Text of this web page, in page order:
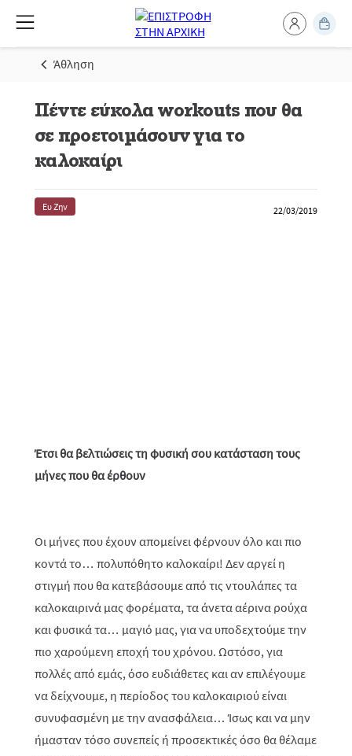
Άθληση
Πέντε εύκολα workouts που θα
σε προετοιμάσουν για το
καλοκαίρι
Ευ Ζην 22/03/2019
Έτσι θα βελτιώσεις τη φυσική σου κατάσταση τους
μήνες που θα έρθουν
Οι μήνες που έχουν απομείνει φέρνουν όλο και πιο
κοντά το… πολυπόθητο καλοκαίρι! Δεν αργεί η
στιγμή που θα κατεβάσουμε από τις ντουλάπες τα
καλοκαιρινά μας φορέματα, τα άνετα αέρινα ρούχα
και φυσικά τα… μαγιό μας, για να υποδεχτούμε την
πιο χαρούμενη εποχή του χρόνου. Ωστόσο, για
πολλές από εμάς, όσο ευδιάθετες και αν επιλέγουμε
να δείχνουμε, η περίοδος του καλοκαιριού είναι
συνυφασμένη με την ανασφάλεια… Ίσως και να μην
ήμασταν τόσο συνεπείς ή προσεκτικές όσο θα θέλαμε